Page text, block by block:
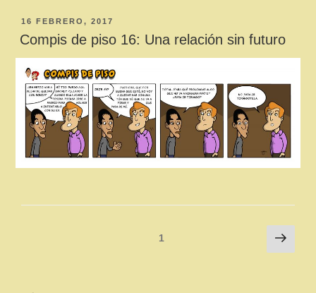
PUBLICADO
EL
16 FEBRERO, 2017
Compis de piso 16: Una relación sin futuro
1